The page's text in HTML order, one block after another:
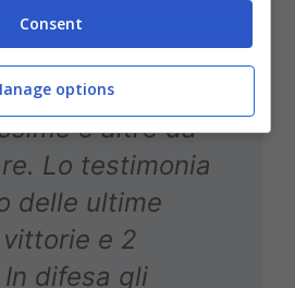
Nel senso
e bassi, non è
rendimento. Fa
e altre da
Lo testimonia
delle ultime
e 2
difesa gli
Consent
options